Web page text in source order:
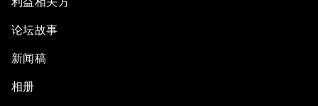
论坛故事
新闻稿
相册